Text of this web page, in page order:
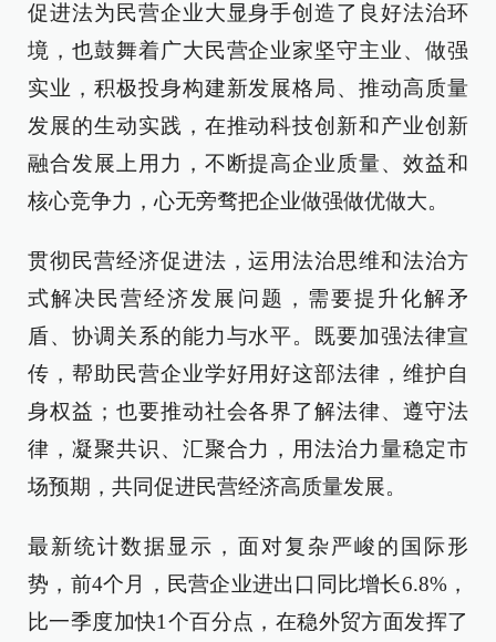
促进法为民营企业大显身手创造了良好法治环
境，也鼓舞着广大民营企业家坚守主业、做强
实业，积极投身构建新发展格局、推动高质量
发展的生动实践，在推动科技创新和产业创新
融合发展上用力，不断提高企业质量、效益和
核心竞争力，心无旁骛把企业做强做优做大。
贯彻民营经济促进法，运用法治思维和法治方
式解决民营经济发展问题，需要提升化解矛
盾、协调关系的能力与水平。既要加强法律宣
传，帮助民营企业学好用好这部法律，维护自
身权益；也要推动社会各界了解法律、遵守法
律，凝聚共识、汇聚合力，用法治力量稳定市
场预期，共同促进民营经济高质量发展。
最新统计数据显示，面对复杂严峻的国际形
势，前4个月，民营企业进出口同比增长6.8%，
比一季度加快1个百分点，在稳外贸方面发挥了